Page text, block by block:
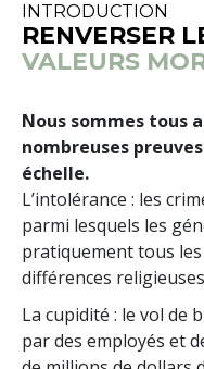
INTRODUCTION
RENVERSER
VALEURS
Nous sommes tous
nombreuses
échelle.
L’intolérance : les
parmi lesquels les
pratiquement tous
différences
La cupidité : le vol de
par des employés et